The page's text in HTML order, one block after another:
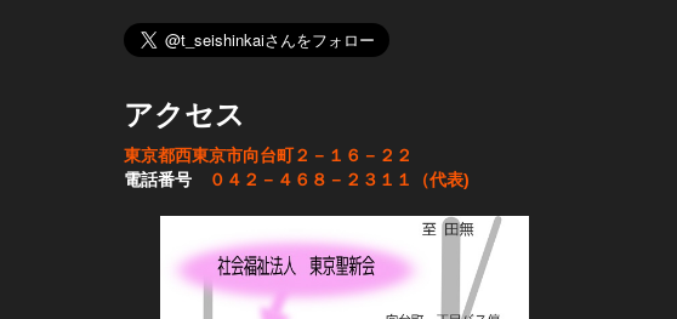
アクセス
東京都西東京市向台町２－１６－２２
電話番号
０４２－４６８－２３１１（代表)